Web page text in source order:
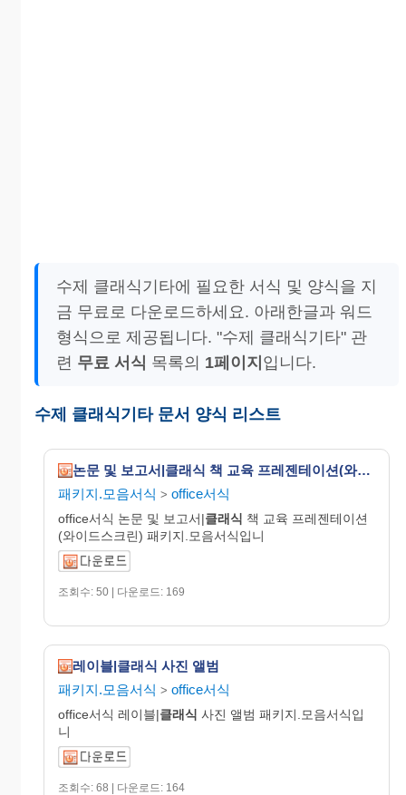
수제 클래식기타에 필요한 서식 및 양식을 지
금 무료로 다운로드하세요. 아래한글과 워드
형식으로 제공됩니다. "수제 클래식기타" 관
련 무료 서식 목록의 1페이지 입니다.
수제 클래식기타 문서 양식 리스트
논문 및 보고서|클래식 책 교육 프레젠테이션(와이드스크린)
패키지.모음서식 > office서식
office서식 논문 및 보고서|클래식 책 교육 프레젠테이션
(와이드스크린) 패키지.모음서식입니
조회수: 50 | 다운로드: 169
레이블|클래식 사진 앨범
패키지.모음서식 > office서식
office서식 레이블|클래식 사진 앨범 패키지.모음서식입
니
조회수: 68 | 다운로드: 164